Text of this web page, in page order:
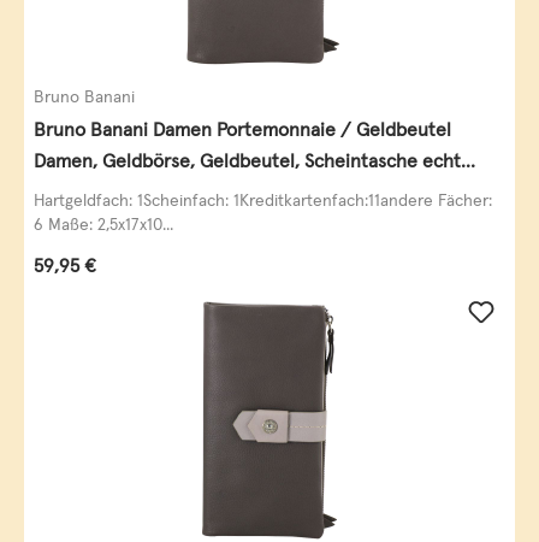
Bruno Banani
Bruno Banani Damen Portemonnaie / Geldbeutel
Damen, Geldbörse, Geldbeutel, Scheintasche echt
Leder
Hartgeldfach: 1Scheinfach: 1Kreditkartenfach:11andere Fächer:
6 Maße: 2,5x17x10...
Regulärer Preis:
59,95 €